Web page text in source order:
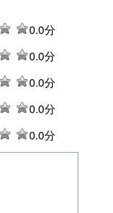
0.0分
0.0分
0.0分
0.0分
0.0分